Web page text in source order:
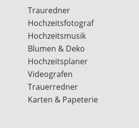
Trauredner
Hochzeitsfotograf
Hochzeitsmusik
Blumen & Deko
Hochzeitsplaner
Videografen
Trauerredner
Karten & Papeterie